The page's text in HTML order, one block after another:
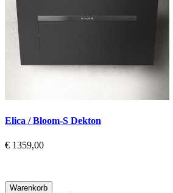
Elica / Bloom-S Dekton
€ 1359,00
Warenkorb